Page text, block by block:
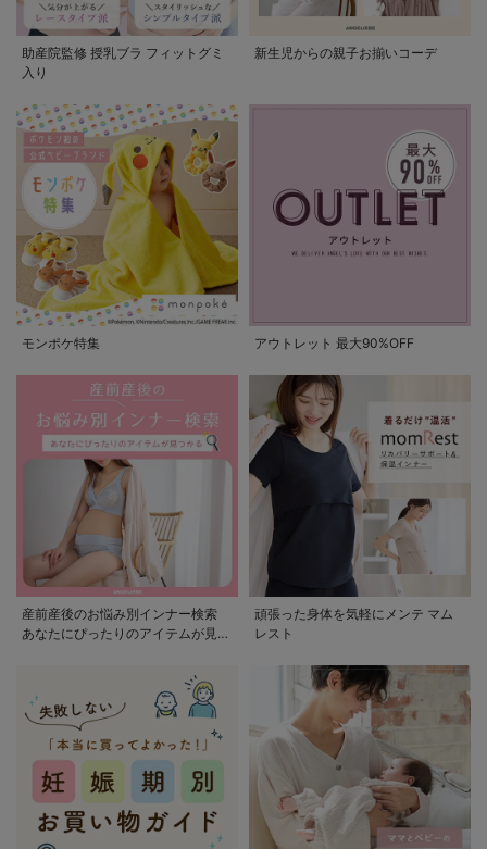
助産院監修 授乳ブラ フィットグミ
入り
新生児からの親子お揃いコーデ
モンポケ特集 アウトレット 最大90%OFF
産前産後のお悩み別インナー検索
あなたにぴったりのアイテムが見つ
頑張った身体を気軽にメンテ マム
レスト